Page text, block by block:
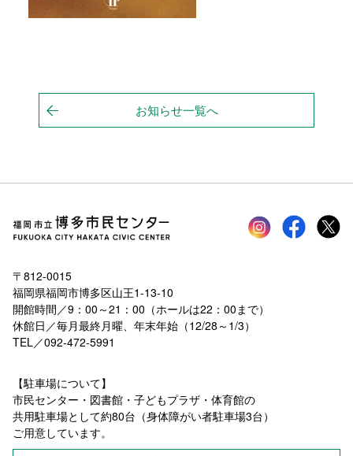
お知らせ一覧へ
Instagramfacebook
〒812-0015
福岡県福岡市博多区山王1-13-10
開館時間／9：00～21：00（ホールは22：00まで）
休館日／毎月最終月曜、年末年始（12/28～1/3）
TEL／092-472-5991
【駐車場について】
市民センター・図書館・子どもプラザ・体育館の
共用駐車場として約80台（身体障がい者駐車場3台）
ご用意しています。